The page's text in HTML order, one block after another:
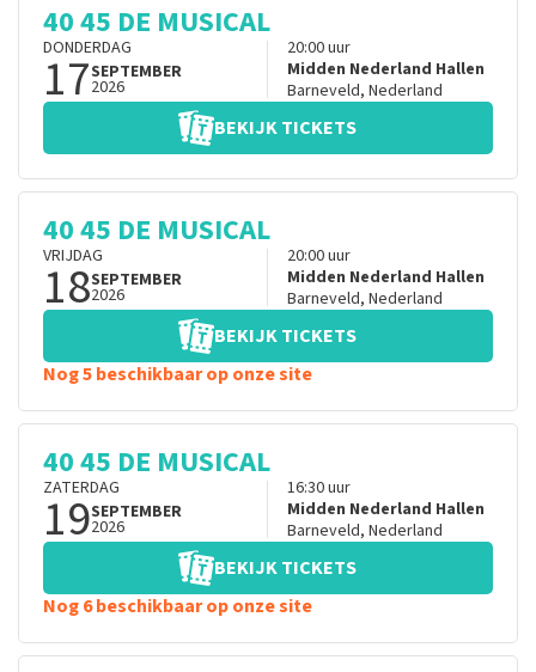
40 45 DE MUSICAL
DONDERDAG
17SEPTEMBER
2026
20:00uur
Midden Nederland Hallen
Barneveld, Nederland
BEKIJK TICKETS
40 45 DE MUSICAL
VRIJDAG
18SEPTEMBER
2026
20:00uur
Midden Nederland Hallen
Barneveld, Nederland
BEKIJK TICKETS
Nog 5 beschikbaar op onze site
40 45 DE MUSICAL
ZATERDAG
19SEPTEMBER
2026
16:30uur
Midden Nederland Hallen
Barneveld, Nederland
BEKIJK TICKETS
Nog 6 beschikbaar op onze site